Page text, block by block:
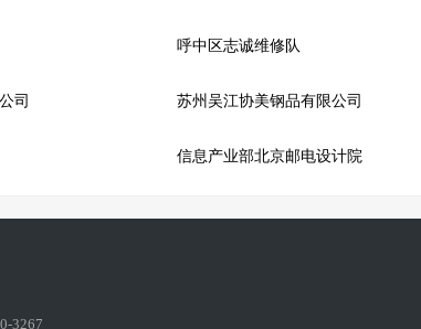
呼中区志诚维修队
司 苏州吴江协美钢品有限公司
信息产业部北京邮电设计院
3267